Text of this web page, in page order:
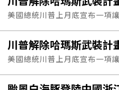
美國總統川普上月底宣布一項
裝的15點計畫，以色列總理內
已拒絕這項計畫。
川普解除哈瑪斯武裝計
美國總統川普上月底宣布一項
裝的15點計畫，以色列總理內